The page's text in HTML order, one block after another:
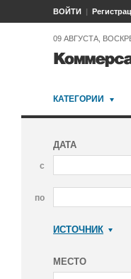
ВОЙТИ
09 АВГУСТА,
КАТЕГОРИИ
ДАТА
с
по
ИСТОЧНИК
МЕСТО